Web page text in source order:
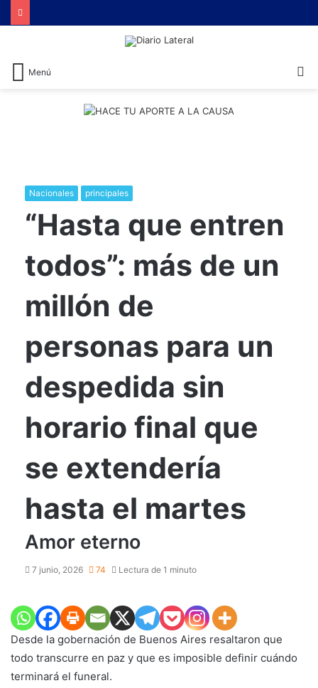
Menú
Nacionales principales
“Hasta que entren
todos”: más de un
millón de
personas para un
despedida sin
horario final que
se extendería
hasta el martes
Amor eterno
7 junio, 2026 74 Lectura de 1 minuto
Desde la gobernación de Buenos Aires resaltaron que
todo transcurre en paz y que es imposible definir cuándo
terminará el funeral.